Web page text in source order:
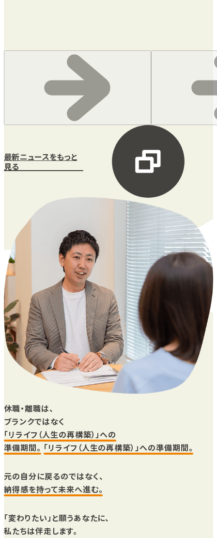
最新ニュースをもっと
見る
休職・離職は、
ブランクではなく
「リライフ（人生の再構築）」への
準備期間。 「リライフ（人生の再構築）」への準備期間。
元の自分に戻るのではなく、
納得感を持って未来へ進む。
「変わりたい」と願うあなたに、
私たちは伴走します。